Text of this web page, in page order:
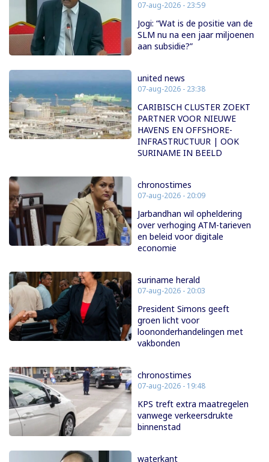
07-aug-2026 - 23:59
Jogi: “Wat is de positie van de
SLM nu na een jaar miljoenen
aan subsidie?”
united news
07-aug-2026 - 23:38
CARIBISCH CLUSTER ZOEKT
PARTNER VOOR NIEUWE
HAVENS EN OFFSHORE-
INFRASTRUCTUUR | OOK
SURINAME IN BEELD
chronostimes
07-aug-2026 - 20:09
Jarbandhan wil opheldering
over verhoging ATM-tarieven
en beleid voor digitale
economie
suriname herald
07-aug-2026 - 20:03
President Simons geeft
groen licht voor
loononderhandelingen met
vakbonden
chronostimes
07-aug-2026 - 19:48
KPS treft extra maatregelen
vanwege verkeersdrukte
binnenstad
waterkant